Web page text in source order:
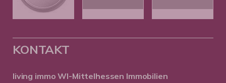
KONTAKT
living immo WI-Mittelhessen Immobilien